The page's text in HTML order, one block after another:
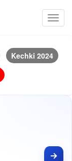
Kechki 2024